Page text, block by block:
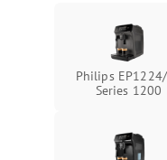
Philips
Series 1200